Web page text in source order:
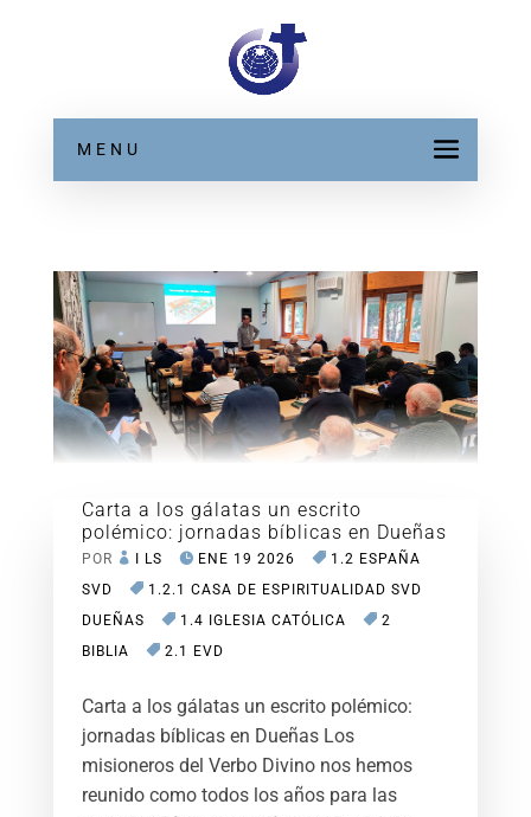
MENU
Carta a los gálatas un escrito
polémico: jornadas bíblicas en Dueñas
POR I LS ENE 19 2026
1.2 ESPAÑA
SVD
1.2.1 CASA DE ESPIRITUALIDAD SVD
DUEÑAS
1.4 IGLESIA CATÓLICA
2
BIBLIA
2.1 EVD
Carta a los gálatas un escrito polémico:
jornadas bíblicas en Dueñas Los
misioneros del Verbo Divino nos hemos
reunido como todos los años para las